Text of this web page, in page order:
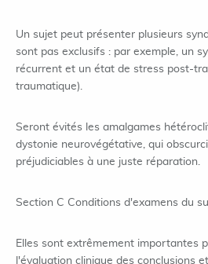
Un sujet peut présenter plusieurs
sont pas exclusifs : par exemple, un
récurrent et un état de stress post-
traumatique).
Seront évités les amalgames
dystonie neurovégétative, qui
préjudiciables à une juste réparation.
Section C Conditions d'examens du
Elles sont extrêmement importantes
l'évaluation clinique des conclusions